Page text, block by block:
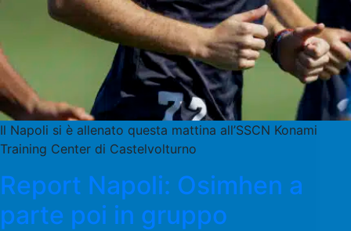
Il Napoli si è allenato questa mattina all’SSCN Konami
Training Center di Castelvolturno
Report Napoli: Osimhen a
parte poi in gruppo